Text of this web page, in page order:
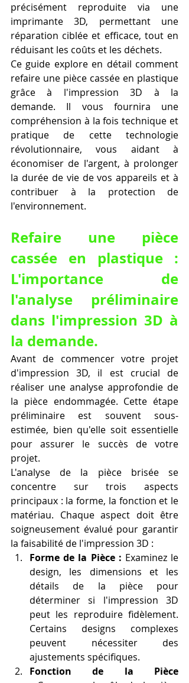
précisément reproduite via une
imprimante 3D, permettant une
réparation ciblée et efficace, tout en
réduisant les coûts et les déchets.
Ce guide explore en détail comment
refaire une pièce cassée en plastique
grâce à l'impression 3D à la
demande. Il vous fournira une
compréhension à la fois technique et
pratique de cette technologie
révolutionnaire, vous aidant à
économiser de l'argent, à prolonger
la durée de vie de vos appareils et à
contribuer à la protection de
l'environnement.
Refaire une pièce
cassée en plastique :
L'importance de
l'analyse préliminaire
dans l'impression 3D à
la demande.
Avant de commencer votre projet
d'impression 3D, il est crucial de
réaliser une analyse approfondie de
la pièce endommagée. Cette étape
préliminaire est souvent sous-
estimée, bien qu'elle soit essentielle
pour assurer le succès de votre
projet.
L'analyse de la pièce brisée se
concentre sur trois aspects
principaux : la forme, la fonction et le
matériau. Chaque aspect doit être
soigneusement évalué pour garantir
la faisabilité de l'impression 3D :
Forme de la Pièce : Examinez le
design, les dimensions et les
détails de la pièce pour
déterminer si l'impression 3D
peut les reproduire fidèlement.
Certains designs complexes
peuvent nécessiter des
ajustements spécifiques.
Fonction de la Pièce